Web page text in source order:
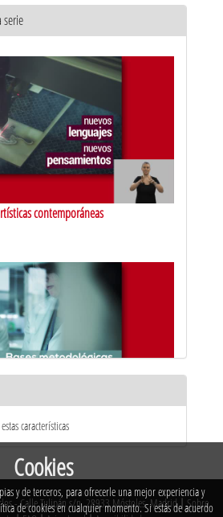
serie
contemporáneas
de la biodiversidad y
características
- Calle Tulipán s/n. 28933 Móstoles. Madrid| Sobre
Cookies
y de terceros, para ofrecerle una mejor experiencia y
de cookies en cualquier momento. Si estás de acuerdo